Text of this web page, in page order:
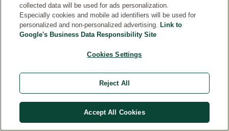
xt
a
a
collected data will be used for ads personalization.
Especially cookies and mobile ad identifiers will be used for
personalized and non-personalized advertising. Link to
Google's Business Data Responsibility Site
Cookies Settings
Reject All
Accept All Cookies